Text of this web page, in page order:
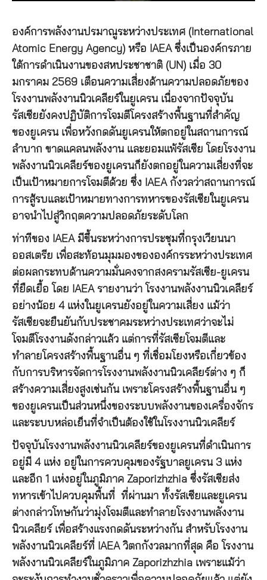
องค์การพลังงานปรมาณูระหว่างประเทศ (International
Atomic Energy Agency) หรือ IAEA ซึ่งเป็นองค์กรภาย
ใต้การดำเนินงานของสหประชาชาติ (UN) เมื่อ 30
มกราคม 2569 เตือนความเสี่ยงด้านความปลอดภัยของ
โรงงานพลังงานนิวเคลียร์ในยูเครน เนื่องจากปัจจุบัน
รัสเซียยังคงปฏิบัติการโจมตีโครงสร้างพื้นฐานที่สำคัญ
ของยูเครน เพื่อหวังกดดันยูเครนให้ตกอยู่ในสถานการณ์
ลำบาก ขาดแคลนพลังงาน และยอมแพ้รัสเซีย โดยโรงงาน
พลังงานนิวเคลียร์ของยูเครนก็ยังตกอยู่ในความเสี่ยงที่จะ
เป็นเป้าหมายการโจมตีด้วย ซึ่ง IAEA กังวลว่าสถานการณ์
การสู้รบและเป้าหมายทางการทหารของรัสเซียในยูเครน
อาจนำไปสู่วิกฤตความปลอดภัยระดับโลก
ท่าทีของ IAEA มีขึ้นระหว่างการประชุมที่กรุงเวียนนา
ออสเตรีย เพื่อสะท้อนมุมมองขององค์กรระหว่างประเทศ
ต่อผลกระทบด้านความมั่นคงจากสงครามรัสเซีย-ยูเครน
ที่ยืดเยื้อ โดย IAEA รายงานว่า โรงงานพลังงานนิวเคลียร์
อย่างน้อย 4 แห่งในยูเครนยังอยู่ในความเสี่ยง แม้ว่า
รัสเซียจะยืนยันกับประชาคมระหว่างประเทศว่าจะไม่
โจมตีโรงงานดังกล่าวแล้ว แต่การที่รัสเซียโจมตีและ
ทำลายโครงสร้างพื้นฐานอื่น ๆ ที่เชื่อมโยงหรือเกี่ยวข้อง
กับการบริหารจัดการโรงงานพลังงานนิวเคลียร์ต่าง ๆ ก็
สร้างความเสี่ยงสูงเช่นกัน เพราะโครงสร้างพื้นฐานอื่น ๆ
ของยูเครนเป็นส่วนหนึ่งของระบบพลังงานของเครื่องจักร
และระบบหล่อเย็นที่จำเป็นต้องใช้ในโรงงานนิวเคลียร์
ปัจจุบันโรงงานพลังงานนิวเคลียร์ของยูเครนที่ดำเนินการ
อยู่มี 4 แห่ง อยู่ในการควบคุมของรัฐบาลยูเครน 3 แห่ง
และอีก 1 แห่งอยู่ในภูมิภาค Zaporizhzhia ซึ่งรัสเซียส่ง
ทหารเข้าไปควบคุมพื้นที่ ที่ผ่านมา ทั้งรัสเซียและยูเครน
ต่างกล่าวโทษกันว่ามุ่งโจมตีและทำลายโรงงานพลังงาน
นิวเคลียร์ เพื่อสร้างแรงกดดันระหว่างกัน สำหรับโรงงาน
พลังงานนิวเคลียร์ที่ IAEA วิตกกังวลมากที่สุด คือ โรงงาน
พลังงานนิวเคลียร์ในภูมิภาค Zaporizhzhia เพราะแม้ว่า